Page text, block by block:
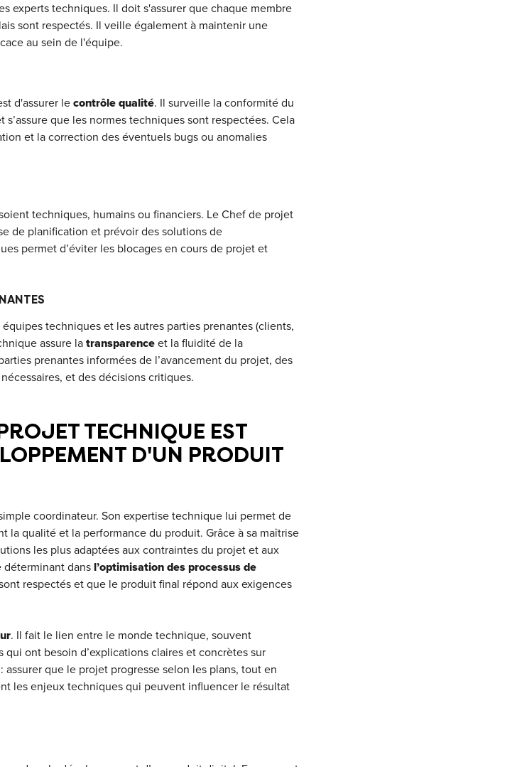
experts techniques. Il doit s'assurer que chaque membre
sont respectés. Il veille également à maintenir une
au sein de l'équipe.
d'assurer le contrôle qualité. Il surveille la conformité du
que les normes techniques sont respectées. Cela
et la correction des éventuels bugs ou anomalies
techniques, humains ou financiers. Le Chef de projet
de planification et prévoir des solutions de
permet d’éviter les blocages en cours de projet et
techniques et les autres parties prenantes (clients,
assure la transparenceet la fluidité de la
prenantes informées de l’avancement du projet, des
et des décisions critiques.
TECHNIQUE EST
D'UN PRODUIT
coordinateur. Son expertise technique lui permet de
qualité et la performance du produit. Grâce à sa maîtrise
les plus adaptées aux contraintes du projet et aux
dans l’optimisation des processus de
respectés et que le produit final répond aux exigences
. Il fait le lien entre le monde technique, souvent
ont besoin d’explications claires et concrètes sur
que le projet progresse selon les plans, tout en
les enjeux techniques qui peuvent influencer le résultat